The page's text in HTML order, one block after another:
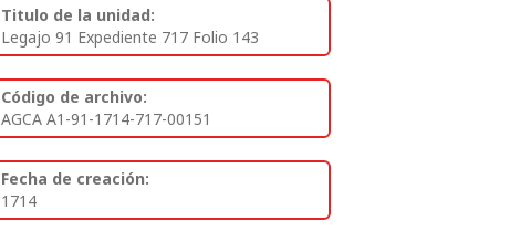
Titulo de la unidad:
Legajo 91 Expediente 717 Folio 143
Código de archivo:
AGCA A1-91-1714-717-00151
Fecha de creación:
1714